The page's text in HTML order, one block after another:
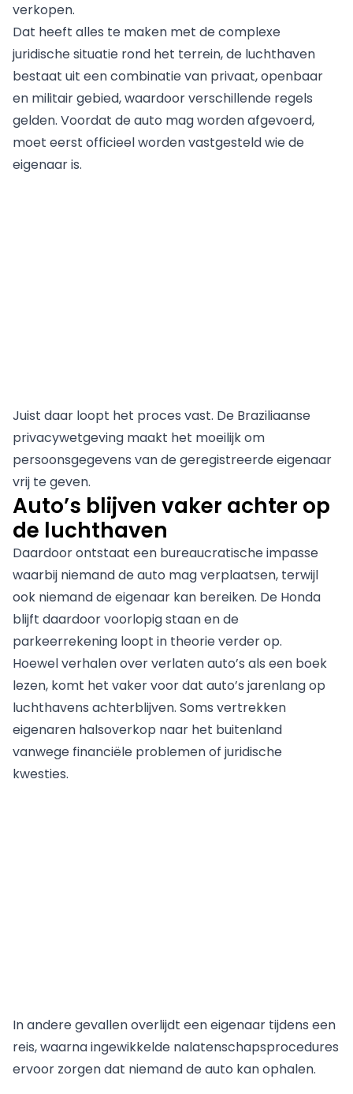
verkopen.
Dat heeft alles te maken met de complexe
juridische situatie rond het terrein, de luchthaven
bestaat uit een combinatie van privaat, openbaar
en militair gebied, waardoor verschillende regels
gelden. Voordat de auto mag worden afgevoerd,
moet eerst officieel worden vastgesteld wie de
eigenaar is.
Juist daar loopt het proces vast. De Braziliaanse
privacywetgeving maakt het moeilijk om
persoonsgegevens van de geregistreerde eigenaar
vrij te geven.
Auto’s blijven vaker achter op
de luchthaven
Daardoor ontstaat een bureaucratische impasse
waarbij niemand de auto mag verplaatsen, terwijl
ook niemand de eigenaar kan bereiken. De Honda
blijft daardoor voorlopig staan en de
parkeerrekening loopt in theorie verder op.
Hoewel verhalen over verlaten auto’s als een boek
lezen, komt het vaker voor dat auto’s jarenlang op
luchthavens achterblijven. Soms vertrekken
eigenaren halsoverkop naar het buitenland
vanwege financiële problemen of juridische
kwesties.
In andere gevallen overlijdt een eigenaar tijdens een
reis, waarna ingewikkelde nalatenschapsprocedures
ervoor zorgen dat niemand de auto kan ophalen.